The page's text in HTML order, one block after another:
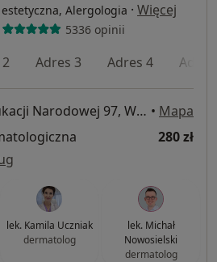
estetyczna, Alergologia · Więcej
5336 opinii
Adres 3 Adres 4 Adres 5
Aleja Komisji Edukacji Narodowej 97, Warszawa • Mapa
280 zł
lek. Kamila Uczniak
dermatolog
lek. Michał
Nowosielski
dermatolog